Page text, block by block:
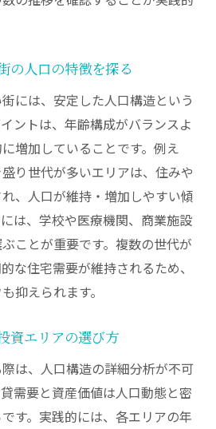
の人口の特徴を探る
には、安定した人口構造という
ントは、年齢構成がバランスよ
増加していることです。例え
り世代が多いエリアは、住みや
、人口が維持・増加しやすい傾
は、学校や医療機関、商業施設
ことが重要です。複数の世代が
な住宅需要が維持されるため、
抑えられます。
資エリアの選び方
は、人口構造の詳細分析が不可
需要と資産価値は人口動態と密
す。実践的には、各エリアの年